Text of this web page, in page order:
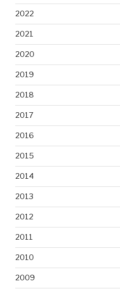
2022
2021
2020
2019
2018
2017
2016
2015
2014
2013
2012
2011
2010
2009